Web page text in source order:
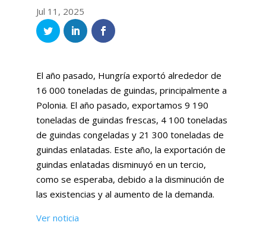
Jul 11, 2025
El año pasado, Hungría exportó alrededor de
16 000 toneladas de guindas, principalmente a
Polonia. El año pasado, exportamos 9 190
toneladas de guindas frescas, 4 100 toneladas
de guindas congeladas y 21 300 toneladas de
guindas enlatadas. Este año, la exportación de
guindas enlatadas disminuyó en un tercio,
como se esperaba, debido a la disminución de
las existencias y al aumento de la demanda.
Ver noticia